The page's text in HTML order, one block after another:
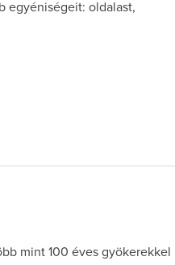
egyéniségeit: oldalast,
mint 100 éves gyökerekkel